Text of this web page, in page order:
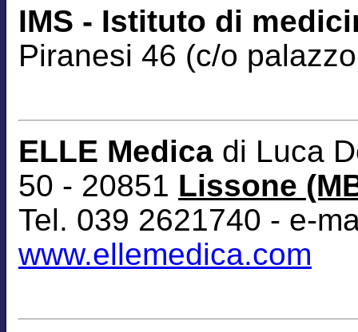
IMS - Istituto di
Piranesi 46 (c/o
ELLE Medica di Luca
50 - 20851 Lissone
Tel. 039 2621740 - e-
www.ellemedica.com